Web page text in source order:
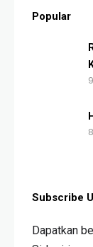
Popular
Subscribe
Dapatkan